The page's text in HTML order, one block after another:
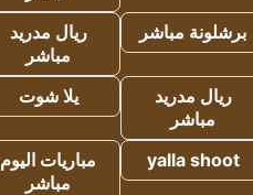
برشلونة مباشر
ريال مدريد
مباشر
ريال مدريد
مباشر
يلا شوت
yalla shoot
مباريات اليوم
مباشر